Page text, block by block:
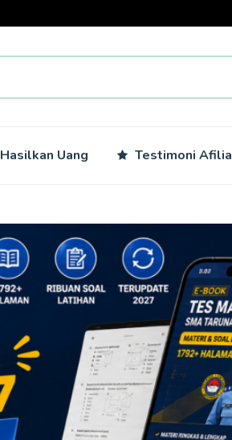
Hasilkan Uang Testimoni